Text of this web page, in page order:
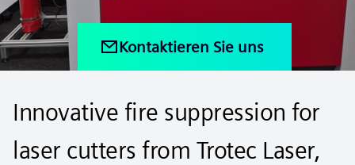
Kontaktieren Sie uns
Innovative fire suppression for
laser cutters from Trotec Laser,